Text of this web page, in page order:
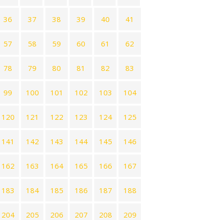
36 37 38 39 40 41
57 58 59 60 61 62
78 79 80 81 82 83
99 100 101 102 103 104
120 121 122 123 124 125
141 142 143 144 145 146
162 163 164 165 166 167
183 184 185 186 187 188
204 205 206 207 208 209